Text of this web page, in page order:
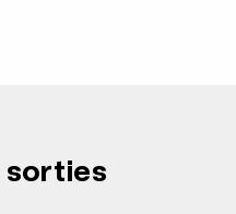
sorties